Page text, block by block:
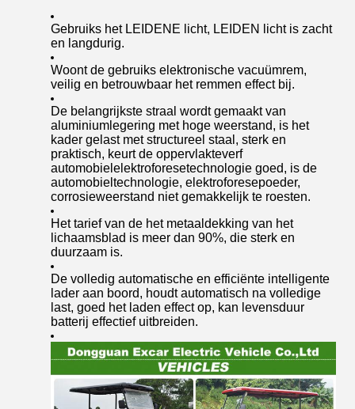
Gebruiks het LEIDENE licht, LEIDEN licht is zacht
en langdurig.
Woont de gebruiks elektronische vacuümrem,
veilig en betrouwbaar het remmen effect bij.
De belangrijkste straal wordt gemaakt van
aluminiumlegering met hoge weerstand, is het
kader gelast met structureel staal, sterk en
praktisch, keurt de oppervlakteverf
automobielelektroforesetechnologie goed, is de
automobieltechnologie, elektroforesepoeder,
corrosieweerstand niet gemakkelijk te roesten.
Het tarief van de het metaaldekking van het
lichaamsblad is meer dan 90%, die sterk en
duurzaam is.
De volledig automatische en efficiënte intelligente
lader aan boord, houdt automatisch na volledige
last, goed het laden effect op, kan levensduur
batterij effectief uitbreiden.